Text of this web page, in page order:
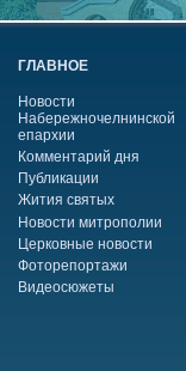
ГЛАВНОЕ
Новости
Набережночелнинской
епархии
Комментарий дня
Публикации
Жития святых
Новости митрополии
Церковные новости
Фоторепортажи
Видеосюжеты